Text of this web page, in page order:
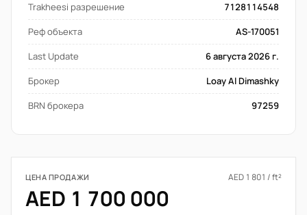
Trakheesi разрешение
7128114548
Реф объекта
AS-170051
Last Update
6 августа 2026 г.
Брокер
Loay Al Dimashky
BRN брокера
97259
ЦЕНА ПРОДАЖИ AED 1 801 / ft²
AED 1 700 000